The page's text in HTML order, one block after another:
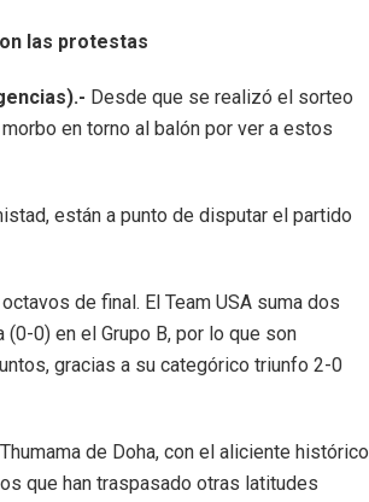
las protestas
Desde que se realizó el sorteo
en torno al balón por ver a estos
están a punto de disputar el partido
de final. El Team USA suma dos
0) en el Grupo B, por lo que son
gracias a su categórico triunfo 2-0
de Doha, con el aliciente histórico
que han traspasado otras latitudes